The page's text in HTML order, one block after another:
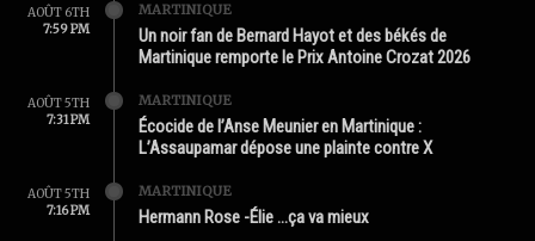
AOÛT 6TH
7:59 PM
MARTINIQUE
Un noir fan de Bernard Hayot et des békés de
Martinique remporte le Prix Antoine Crozat 2026
AOÛT 5TH
7:31 PM
MARTINIQUE
Écocide de l’Anse Meunier en Martinique :
L’Assaupamar dépose une plainte contre X
AOÛT 5TH
7:16 PM
MARTINIQUE
Hermann Rose -Élie …ça va mieux